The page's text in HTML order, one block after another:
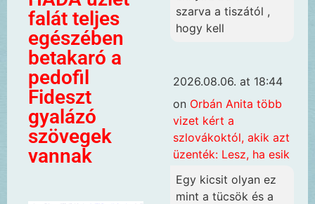
falát teljes
egészében
betakaró a
pedofil
Fideszt
gyalázó
szövegek
vannak
szarva a tiszától ,
hogy kell
2026.08.06. at 18:44
on Orbán Anita több
vizet kért a
szlovákoktól, akik azt
üzenték: Lesz, ha esik
Egy kicsit olyan ez
mint a tücsök és a